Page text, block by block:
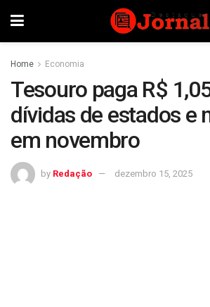
Home Economia
Tesouro paga R$
dívidas de estados e
em novembro
by Redação dezembro 15, 2025